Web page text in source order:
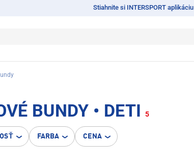
Stiahnite si INTERSPORT aplikáciu
BUNDY • DETI 5
FARBA CENA